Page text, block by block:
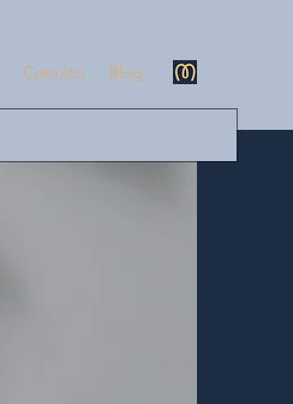
Contato Blog